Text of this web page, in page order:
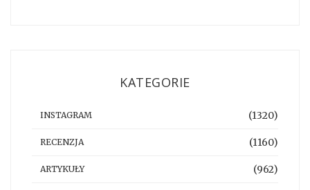
KATEGORIE
INSTAGRAM (1320)
RECENZJA (1160)
ARTYKUŁY (962)